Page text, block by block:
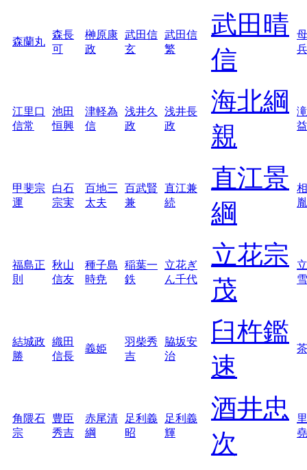
森蘭丸
森長
可
榊原康
政
武田信
玄
武田信
繁
武田晴
信
江里口
信常
池田
恒興
津軽為
信
浅井久
政
浅井長
政
海北綱
親
益
甲斐宗
運
白石
宗実
百地三
太夫
百武賢
兼
直江兼
続
直江景
綱
胤
福島正
則
秋山
信友
種子島
時尭
稲葉一
鉄
立花ぎ
ん千代
立花宗
茂
雪
結城政
勝
織田
信長
義姫
羽柴秀
吉
脇坂安
治
臼杵鑑
速
角隈石
宗
豊臣
秀吉
赤尾清
綱
足利義
昭
足利義
輝
酒井忠
次
堯